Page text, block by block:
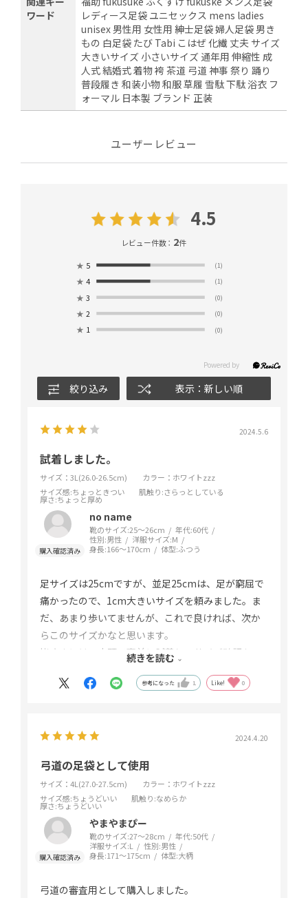
ワード
レディース足袋 ユニセックス mens ladies
unisex 男性用 女性用 紳士足袋 婦人足袋 男き
もの 白足袋 たび Tabi こはぜ 化繊 丈夫 サイズ
大きいサイズ 小さいサイズ 通年用 伸縮性 成
人式 結婚式 着物 袴 茶道 弓道 神事 祭り 踊り
普段履き 和装小物 和服 草履 雪駄 下駄 浴衣 フ
ォーマル 日本製 ブランド 正装
ユーザーレビュー
4.5
レビュー件数： 2件
★ 5 (1)
★ 4 (1)
★ 3 (0)
★ 2 (0)
★ 1 (0)
絞り込み 表示：新しい順
2024.5.6
試着しました。
サイズ：3L(26.0-26.5cm)
カラー：ホワイトzzz
サイズ感:ちょっときつい 肌触り:さらっとしている
厚さ:ちょっと厚め
no name
靴のサイズ:25～26cm 年代:60代
性別:男性 洋服サイズ:M
身長:166～170cm 体型:ふつう
足サイズは25cmですが、並足25cmは、足が窮屈で
痛かったので、1cm大きいサイズを頼みました。ま
だ、あまり歩いてませんが、これで良ければ、次か
らこのサイズかなと思います。
皆さまには、店頭で事前に試着し、サイズ確認を
続きを読む
参考になった 1 Like! 0
2024.4.20
弓道の足袋として使用
サイズ：4L(27.0-27.5cm)
カラー：ホワイトzzz
サイズ感:ちょうどいい 肌触り:なめらか
厚さ:ちょうどいい
やまやまぴー
靴のサイズ:27～28cm 年代:50代
洋服サイズ:L 性別:男性
身長:171～175cm 体型:大柄
弓道の審査用として購入しました。